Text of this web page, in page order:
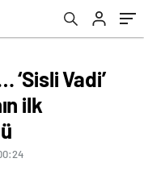
Vadi’
ilk